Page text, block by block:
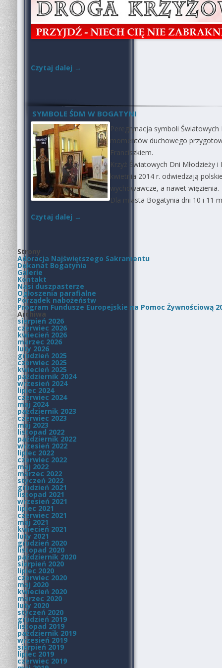
Czytaj dalej →
SYMBOLE ŚDM W BOGATYNI
Peregrynacja symboli
momentów duchowego
Franciszkiem.
Krzyż Światowych Dni Młodzieży
kwietnia 2014 r. odwiedzają
wychowawcze, a nawet więzienia.
Dla miasta Bogatynia dni 10 i 11
Czytaj dalej →
Strony
Adoracja Najświętszego Sakramentu
Dekanat Bogatynia
Galerie
Kontakt
Nasi duszpasterze
Ogłoszenia parafialne
Porządek nabożeństw
Program Fundusze Europejskie na Pomoc Żywnościową
Archiwa
sierpień 2026
czerwiec 2026
kwiecień 2026
marzec 2026
luty 2026
grudzień 2025
czerwiec 2025
kwiecień 2025
październik 2024
wrzesień 2024
lipiec 2024
czerwiec 2024
maj 2024
październik 2023
czerwiec 2023
maj 2023
listopad 2022
październik 2022
wrzesień 2022
lipiec 2022
czerwiec 2022
maj 2022
marzec 2022
styczeń 2022
grudzień 2021
listopad 2021
wrzesień 2021
lipiec 2021
czerwiec 2021
maj 2021
kwiecień 2021
luty 2021
grudzień 2020
listopad 2020
październik 2020
sierpień 2020
lipiec 2020
czerwiec 2020
maj 2020
kwiecień 2020
marzec 2020
luty 2020
styczeń 2020
grudzień 2019
listopad 2019
październik 2019
wrzesień 2019
sierpień 2019
lipiec 2019
czerwiec 2019